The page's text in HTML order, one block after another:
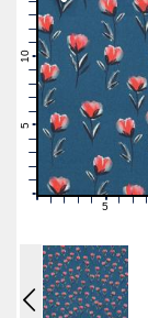
8
9
10
11
12
13
1 2 3 4 5 6 7